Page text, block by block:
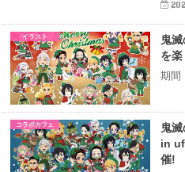
イラスト
鬼
を
期間
コラボカフェ
鬼
in
催!